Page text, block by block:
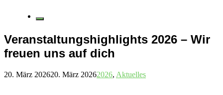
More
Veranstaltungshighlights 2026 – Wir
freuen uns auf dich
20. März 202620. März 20262026, Aktuelles